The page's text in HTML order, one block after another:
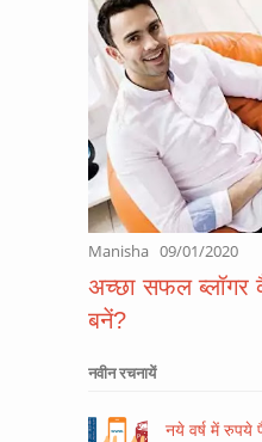
Manisha 09/01/2020
अच्छा सफल ब्लॉगर
बनें?
नवीन रचनायें
नये वर्ष में रुपये